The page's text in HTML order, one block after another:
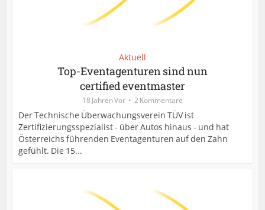
Aktuell
Top-Eventagenturen sind nun
certified eventmaster
18 Jahren Vor 2 Kommentare
Der Technische Überwachungsverein TÜV ist
Zertifizierungsspezialist - über Autos hinaus - und hat
Österreichs führenden Eventagenturen auf den Zahn
gefühlt. Die 15...